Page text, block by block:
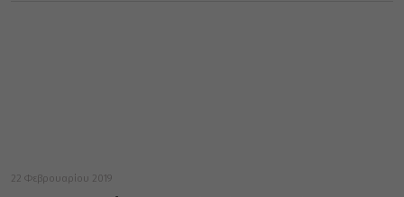
22 Φεβρουαρίου 2019